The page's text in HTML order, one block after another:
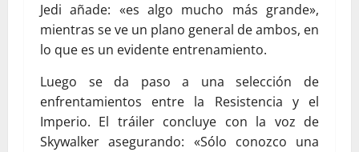
Jedi añade: «es algo mucho más grande»,
mientras se ve un plano general de ambos, en
lo que es un evidente entrenamiento.
Luego se da paso a una selección de
enfrentamientos entre la Resistencia y el
Imperio. El tráiler concluye con la voz de
Skywalker asegurando: «Sólo conozco una